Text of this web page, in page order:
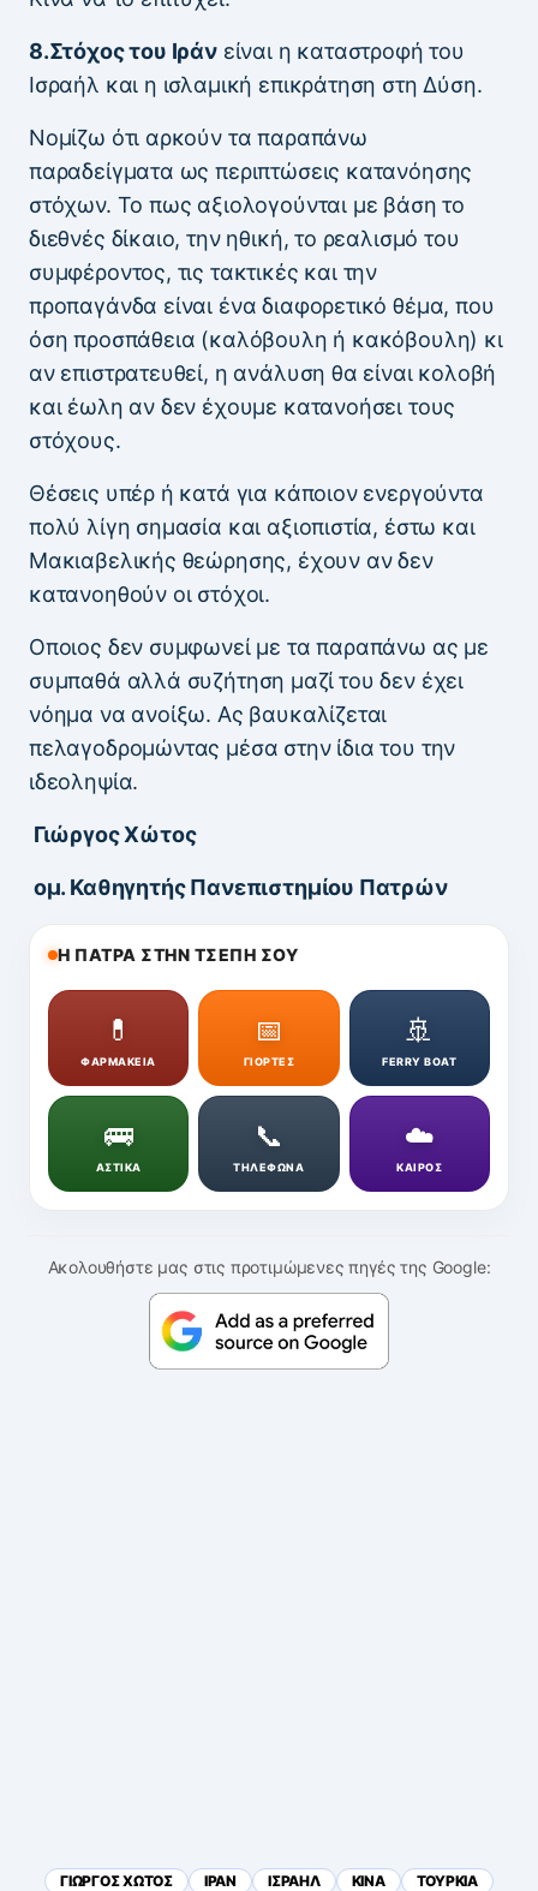
8.Στόχος του Ιράνείναι η καταστροφή του
Ισραήλ και η ισλαμική επικράτηση στη Δύση.
Νομίζω ότι αρκούν τα παραπάνω
παραδείγματα ως περιπτώσεις κατανόησης
στόχων. Το πως αξιολογούνται με βάση το
διεθνές δίκαιο, την ηθική, το ρεαλισμό του
συμφέροντος, τις τακτικές και την
προπαγάνδα είναι ένα διαφορετικό θέμα, που
όση προσπάθεια (καλόβουλη ή κακόβουλη) κι
αν επιστρατευθεί, η ανάλυση θα είναι κολοβή
και έωλη αν δεν έχουμε κατανοήσει τους
στόχους.
Θέσεις υπέρ ή κατά για κάποιον ενεργούντα
πολύ λίγη σημασία και αξιοπιστία, έστω και
Μακιαβελικής θεώρησης, έχουν αν δεν
κατανοηθούν οι στόχοι.
Οποιος δεν συμφωνεί με τα παραπάνω ας με
συμπαθά αλλά συζήτηση μαζί του δεν έχει
νόημα να ανοίξω. Ας βαυκαλίζεται
πελαγοδρομώντας μέσα στην ίδια του την
ιδεοληψία.
Γιώργος Χώτος
ομ. Καθηγητής Πανεπιστημίου Πατρών
Η ΠΑΤΡΑ ΣΤΗΝ ΤΣΕΠΗ ΣΟΥ
💊
ΦΑΡΜΑΚΕΙΑ
📅
ΓΙΟΡΤΕΣ
🚢
FERRY BOAT
🚌
ΑΣΤΙΚΑ
📞
ΤΗΛΕΦΩΝΑ
☁️
ΚΑΙΡΟΣ
Ακολουθήστε μας στις προτιμώμενες πηγές της Google:
ΓΙΩΡΓΟΣ ΧΩΤΟΣ ΙΡΑΝ ΙΣΡΑΗΛ ΚΙΝΑ ΤΟΥΡΚΙΑ